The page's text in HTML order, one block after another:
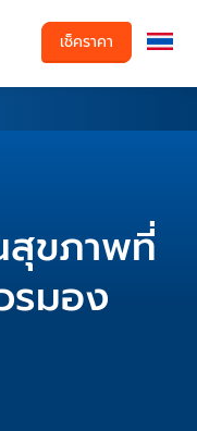
เช็คราคา
ขภาพที่
รมอง